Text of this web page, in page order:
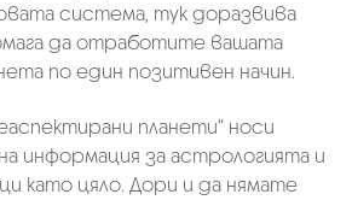
система, тук доразвива
да отработите вашата
по един позитивен начин.
планети“ носи
информация за астрологията и
като цяло. Дори и да нямате